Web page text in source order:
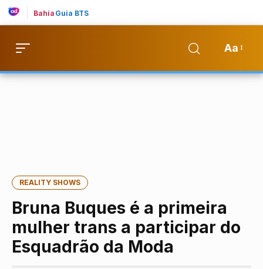
Bahia Guia BTS
Aa
REALITY SHOWS
Bruna Buques é a primeira
mulher trans a participar do
Esquadrão da Moda